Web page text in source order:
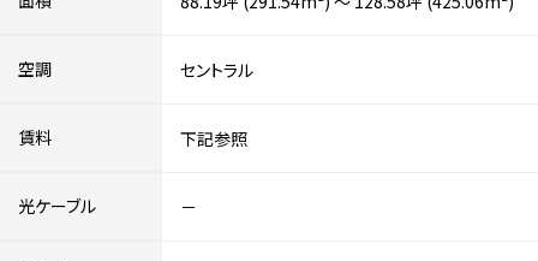
空調 セントラル
賃料 下記参照
光ケーブル －